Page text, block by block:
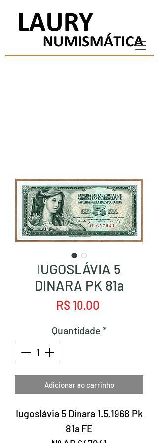
IUGOSLÁVIA 5
DINARA PK 81a
R$ 10,00
Quantidade *
Adicionar ao carrinho
Iugoslávia 5 Dinara 1.5.1968 Pk
81a FE